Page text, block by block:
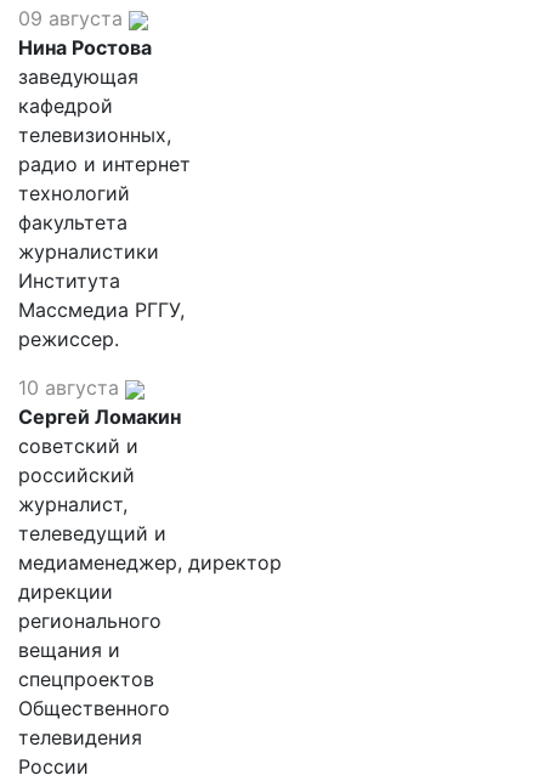
09 августа
Нина Ростова
заведующая
кафедрой
телевизионных,
радио и интернет
технологий
факультета
журналистики
Института
Массмедиа РГГУ,
режиссер.
10 августа
Сергей Ломакин
советский и
российский
журналист,
телеведущий и
медиаменеджер, директор
дирекции
регионального
вещания и
спецпроектов
Общественного
телевидения
России